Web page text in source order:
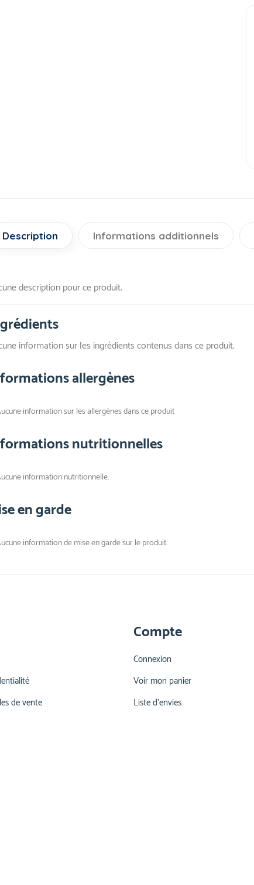
Description Informations additionnels
description pour ce produit.
information sur les ingrédients contenus dans ce produit.
allergènes
information sur les allergènes dans ce produit
nutritionnelles
information nutritionnelle.
en garde
information de mise en garde sur le produit.
de vente
Compte
Connexion
Voir mon panier
Liste d'envies